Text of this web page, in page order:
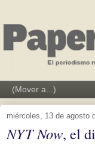
miércoles, 13 de agosto
NYT Now, el